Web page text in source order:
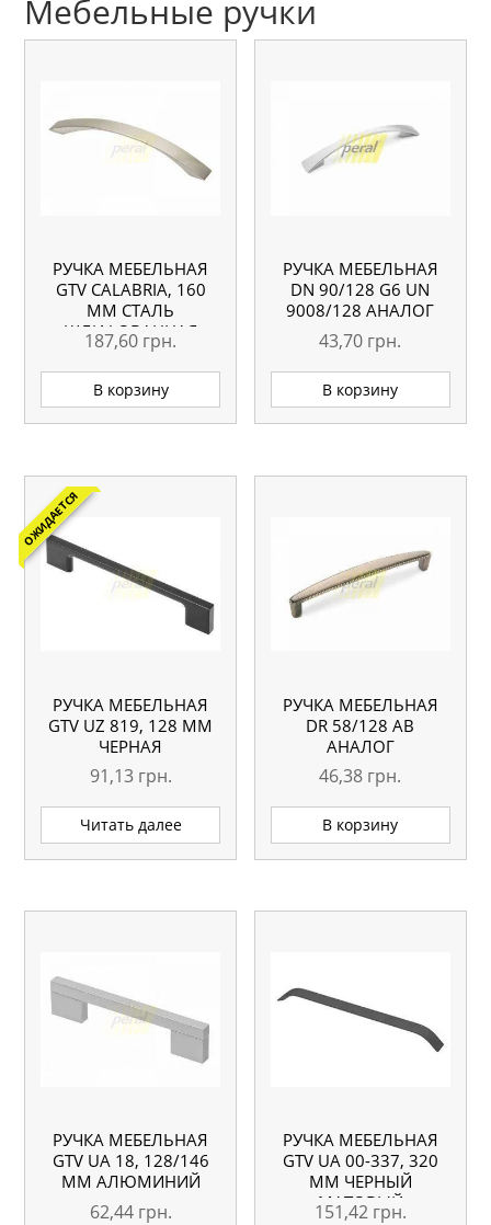
Мебельные ручки
РУЧКА МЕБЕЛЬНАЯ
GTV CALABRIA, 160
ММ СТАЛЬ
ШЛИФОВАННАЯ
187,60 грн.
В корзину
РУЧКА МЕБЕЛЬНАЯ
DN 90/128 G6 UN
9008/128 АНАЛОГ
43,70 грн.
В корзину
ОЖИДАЕТСЯ
РУЧКА МЕБЕЛЬНАЯ
GTV UZ 819, 128 ММ
ЧЕРНАЯ
91,13 грн.
Читать далее
РУЧКА МЕБЕЛЬНАЯ
DR 58/128 АВ
АНАЛОГ
46,38 грн.
В корзину
РУЧКА МЕБЕЛЬНАЯ
GTV UA 18, 128/146
ММ АЛЮМИНИЙ
62,44 грн.
РУЧКА МЕБЕЛЬНАЯ
GTV UA 00-337, 320
ММ ЧЕРНЫЙ
МАТОВЫЙ
151,42 грн.